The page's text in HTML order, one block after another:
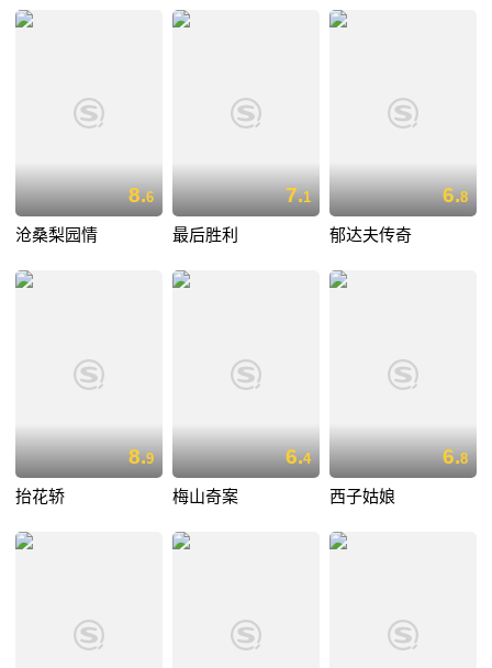
8.6
沧桑梨园情
7.1
最后胜利
6.8
郁达夫传奇
8.9
抬花轿
6.4
梅山奇案
6.8
西子姑娘